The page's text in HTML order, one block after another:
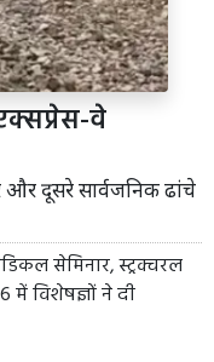
वे
दूसरे सार्वजनिक ढांचे
सेमिनार, स्ट्रक्चरल
में विशेषज्ञों ने दी